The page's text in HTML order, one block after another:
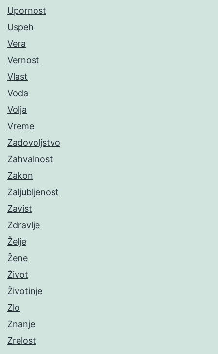
Upornost
Uspeh
Vera
Vernost
Vlast
Voda
Volja
Vreme
Zadovoljstvo
Zahvalnost
Zakon
Zaljubljenost
Zavist
Zdravlje
Želje
Žene
Život
Životinje
Zlo
Znanje
Zrelost